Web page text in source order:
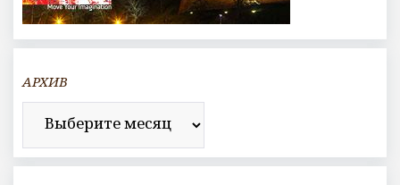
АРХИВ
Архив